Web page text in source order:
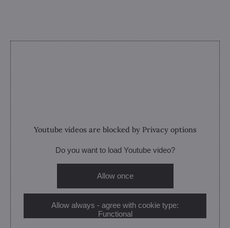
Youtube videos are blocked by Privacy options
Do you want to load Youtube video?
Allow once
Allow always - agree with cookie type:
Functional